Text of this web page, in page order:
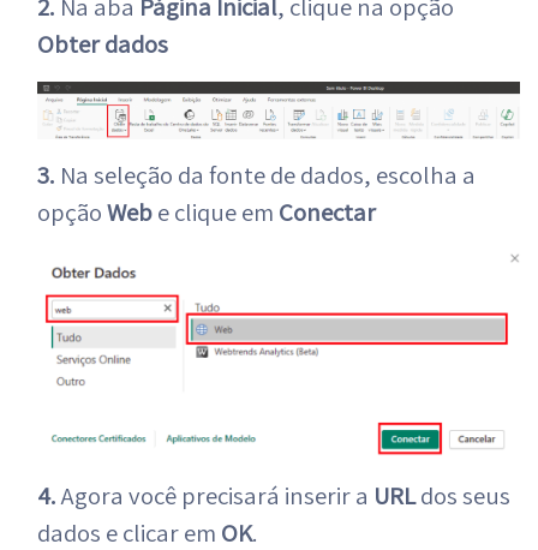
Obter dados
3. Na seleção da fonte de dados, escolha a
opçãoWebe clique em Conectar
4.Agora você precisará inserir a URLdos seus
dados e clicar em OK.